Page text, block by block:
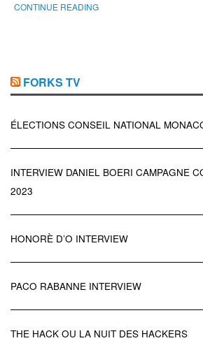
CONTINUE READING
FORKS TV
ÉLECTIONS CONSEIL NATIONAL
INTERVIEW DANIEL BOERI CAMPAGNE
2023
HONORÈ D’O INTERVIEW
PACO RABANNE INTERVIEW
THE HACK OU LA NUIT DES HACKERS